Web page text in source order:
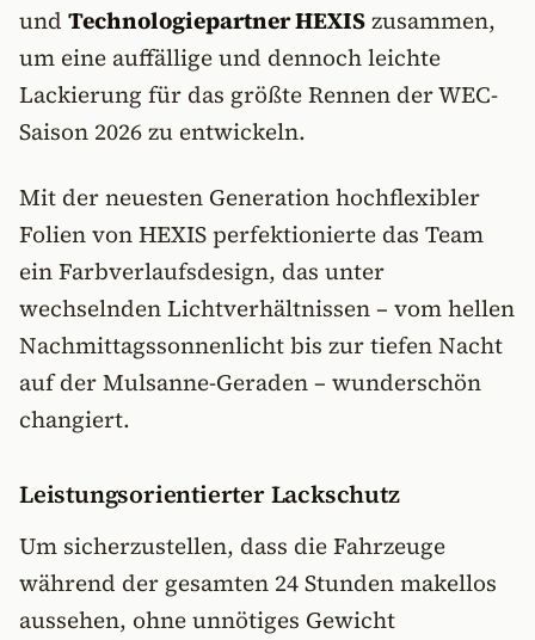
und Technologiepartner HEXISzusammen,
um eine auffällige und dennoch leichte
Lackierung für das größte Rennen der WEC-
Saison 2026 zu entwickeln.
Mit der neuesten Generation hochflexibler
Folien von HEXIS perfektionierte das Team
ein Farbverlaufsdesign, das unter
wechselnden Lichtverhältnissen – vom hellen
Nachmittagssonnenlicht bis zur tiefen Nacht
auf der Mulsanne-Geraden – wunderschön
changiert.
Leistungsorientierter Lackschutz
Um sicherzustellen, dass die Fahrzeuge
während der gesamten 24 Stunden makellos
aussehen, ohne unnötiges Gewicht